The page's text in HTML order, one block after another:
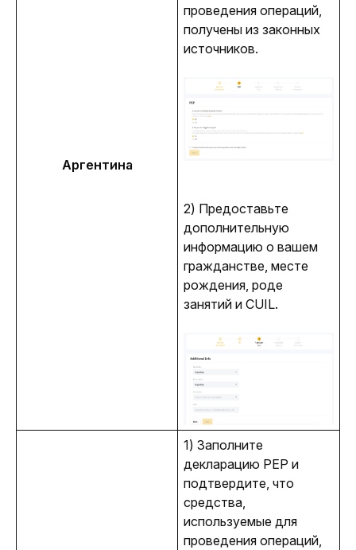
Аргентина
проведения операций,
получены из законных
источников.
2) Предоставьте
дополнительную
информацию о вашем
гражданстве, месте
рождения, роде
занятий и CUIL.
1) Заполните
декларацию PEP и
подтвердите, что
средства,
используемые для
проведения операций,